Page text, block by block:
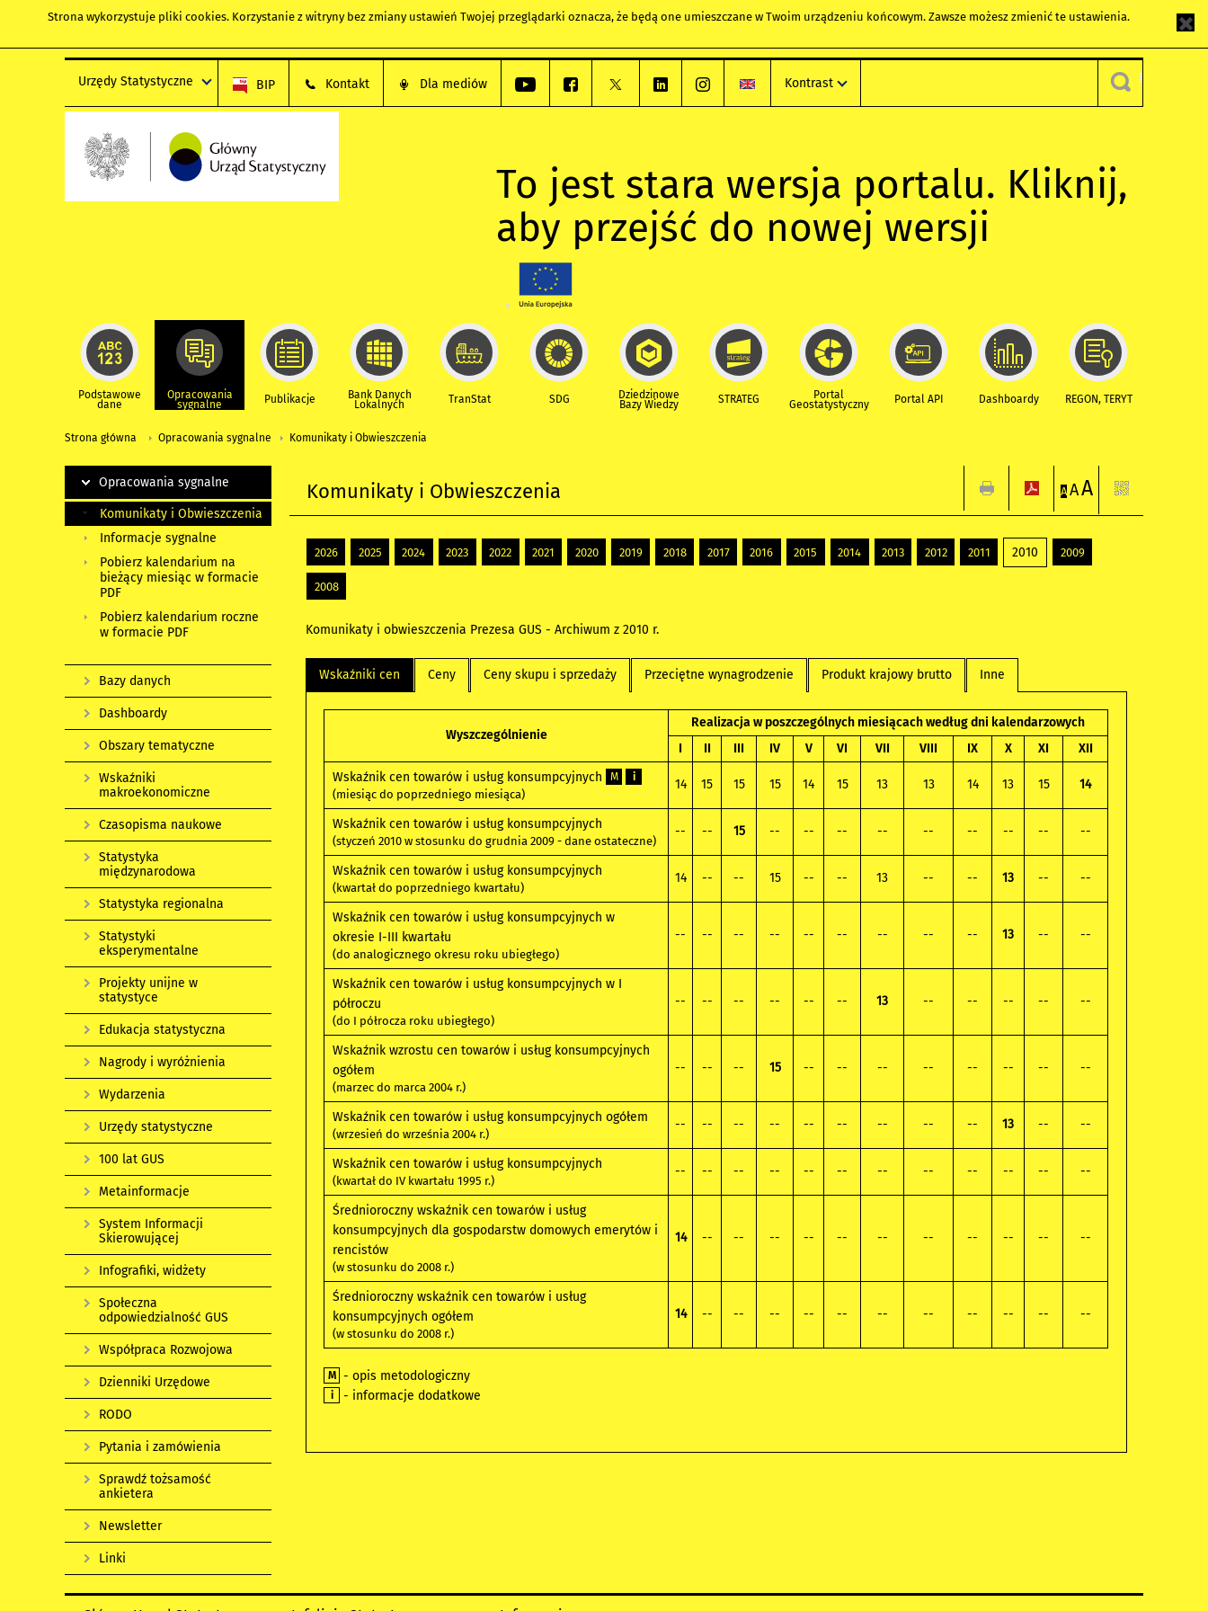
Strona wykorzystuje pliki cookies. Korzystanie z witryny bez zmiany ustawień Twojej przeglądarki oznacza, że będą one umieszczane w Twoim urządzeniu końcowym. Zawsze możesz zmienić te ustawienia.
Urzędy Statystyczne BIP Kontakt Dla mediów Kontrast
To jest stara wersja portalu. Kliknij,
aby przejść do nowej wersji
Podstawowe
dane
Opracowania
sygnalne Publikacje Bank Danych
Lokalnych TranStat SDG Dziedzinowe
Bazy Wiedzy STRATEG Portal
Geostatystyczny Portal API Dashboardy REGON, TERYT
Strona główna Opracowania sygnalne Komunikaty i Obwieszczenia
Komunikaty i Obwieszczenia A AA
2026 2025 2024 2023 2022 2021 2020 2019 2018 2017 2016 2015 2014 2013 2012 2011 2010 2009
2008
Komunikaty i obwieszczenia Prezesa GUS - Archiwum z 2010 r.
Wskaźniki cen Ceny Ceny skupu i sprzedaży Przeciętne wynagrodzenie Produkt krajowy brutto Inne
Wyszczególnienie
Realizacja w poszczególnych miesiącach według dni kalendarzowych
I
II III IV V VI VII VIII IX X XI
XII
Wskaźnik cen towarów i usług konsumpcyjnych
M i
(miesiąc do poprzedniego miesiąca)
14 15 15 15 14 15 13 13 14 13 15 14
Wskaźnik cen towarów i usług konsumpcyjnych
(styczeń 2010 w stosunku do grudnia 2009 - dane ostateczne)
-- -- 15 -- -- -- -- -- -- -- -- --
Wskaźnik cen towarów i usług konsumpcyjnych
(kwartał do poprzedniego kwartału)
14 -- -- 15 -- -- 13 -- -- 13 -- --
Wskaźnik cen towarów i usług konsumpcyjnych w
okresie I-III kwartału
(do analogicznego okresu roku ubiegłego)
-- -- -- -- -- -- -- -- -- 13 -- --
Wskaźnik cen towarów i usług konsumpcyjnych w I
półroczu
(do I półrocza roku ubiegłego)
-- -- -- -- -- -- 13 -- -- -- -- --
Wskaźnik wzrostu cen towarów i usług konsumpcyjnych
ogółem
(marzec do marca 2004 r.)
-- -- -- 15 -- -- -- -- -- -- -- --
Wskaźnik cen towarów i usług konsumpcyjnych ogółem
(wrzesień do września 2004 r.)
-- -- -- -- -- -- -- -- -- 13 -- --
Wskaźnik cen towarów i usług konsumpcyjnych
(kwartał do IV kwartału 1995 r.)
-- -- -- -- -- -- -- -- -- -- -- --
Średnioroczny wskaźnik cen towarów i usług
konsumpcyjnych dla gospodarstw domowych emerytów i
rencistów
(w stosunku do 2008 r.)
14 -- -- -- -- -- -- -- -- -- -- --
Średnioroczny wskaźnik cen towarów i usług
konsumpcyjnych ogółem
(w stosunku do 2008 r.)
14 -- -- -- -- -- -- -- -- -- -- --
M - opis metodologiczny
i - informacje dodatkowe
Opracowania sygnalne
Komunikaty i Obwieszczenia
Informacje sygnalne
Pobierz kalendarium na
bieżący miesiąc w formacie
PDF
Pobierz kalendarium roczne
w formacie PDF
Bazy danych
Dashboardy
Obszary tematyczne
Wskaźniki
makroekonomiczne
Czasopisma naukowe
Statystyka
międzynarodowa
Statystyka regionalna
Statystyki
eksperymentalne
Projekty unijne w
statystyce
Edukacja statystyczna
Nagrody i wyróżnienia
Wydarzenia
Urzędy statystyczne
100 lat GUS
Metainformacje
System Informacji
Skierowującej
Infografiki, widżety
Społeczna
odpowiedzialność GUS
Współpraca Rozwojowa
Dzienniki Urzędowe
RODO
Pytania i zamówienia
Sprawdź tożsamość
ankietera
Newsletter
Linki